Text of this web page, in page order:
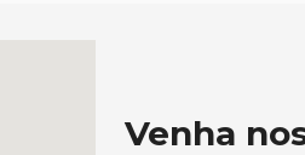
Venha